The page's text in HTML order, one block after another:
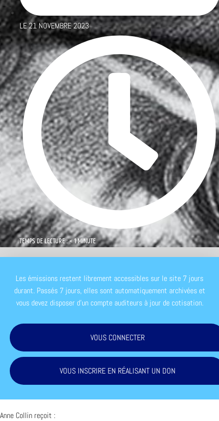
LE21 NOVEMBRE 2023
TEMPS DE LECTURE : < 1 MINUTE
Les émissions restent librement accessibles sur le site 7 jours
durant. Passés 7 jours, elles sont automatiquement archivées et
vous devez disposer d'un compte auditeurs à jour de cotisation.
VOUS CONNECTER
VOUS INSCRIRE EN RÉALISANT UN DON
Anne Collin reçoit :